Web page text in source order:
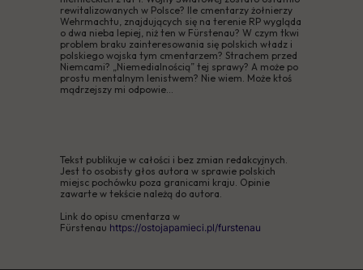
rewitalizowanych w Polsce? Ile cmentarzy żołnierzy
Wehrmachtu, znajdujących się na terenie RP wygląda
o dwa nieba lepiej, niż ten w Fürstenau? W czym tkwi
problem braku zainteresowania się polskich władz i
polskiego wojska tym cmentarzem? Strachem przed
Niemcami? „Niemedialnością” tej sprawy? A może po
prostu mentalnym lenistwem? Nie wiem. Może ktoś
mądrzejszy mi odpowie...
Tekst publikuje w całości i bez zmian redakcyjnych.
Jest to osobisty głos autora w sprawie polskich
miejsc pochówku poza granicami kraju. Opinie
zawarte w tekście należą do autora.
Link do opisu cmentarza w
Fürstenau https://ostojapamieci.pl/furstenau